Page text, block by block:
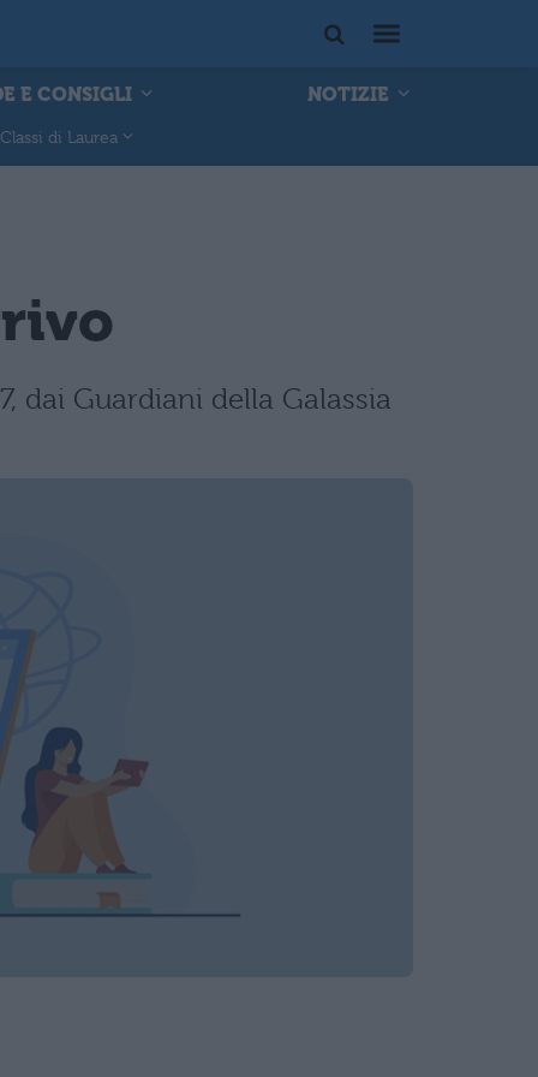
E CONSIGLI NOTIZIE
Classi di Laurea
dai Guardiani della Galassia